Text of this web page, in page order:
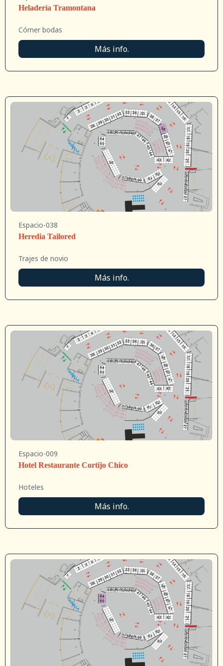
Heladería Tramontana
Córner bodas
Más info.
Espacio-038
Heredia Tailored
Trajes de novio
Más info.
Espacio-009
Hotel Restaurante Cortijo Chico
Hoteles
Más info.